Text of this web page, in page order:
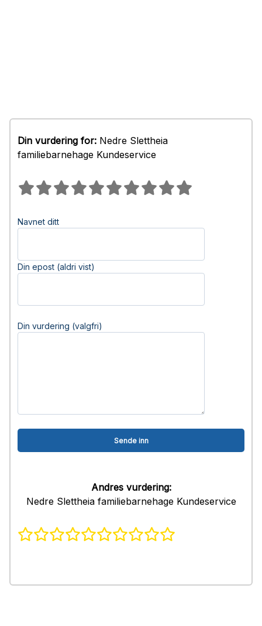
Din vurdering for: Nedre Slettheia
familiebarnehage Kundeservice
Navnet ditt
Din epost (aldri vist)
Din vurdering (valgfri)
Andres vurdering:
Nedre Slettheia familiebarnehage Kundeservice